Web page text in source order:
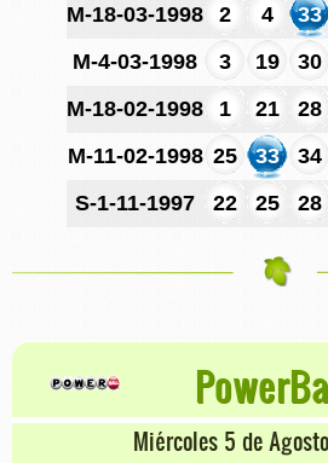
M-18-03-1998
2 4 33
M-4-03-1998
3 19 30
M-18-02-1998
1 21 28
M-11-02-1998 25 33 34
S-1-11-1997
22 25 28
Miércoles 5 de